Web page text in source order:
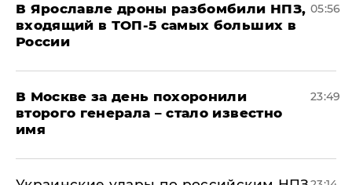
В Ярославле дроны разбомбили НПЗ,
входящий в ТОП-5 самых больших в
России
05:56
В Москве за день похоронили
второго генерала – стало известно
имя
23:49